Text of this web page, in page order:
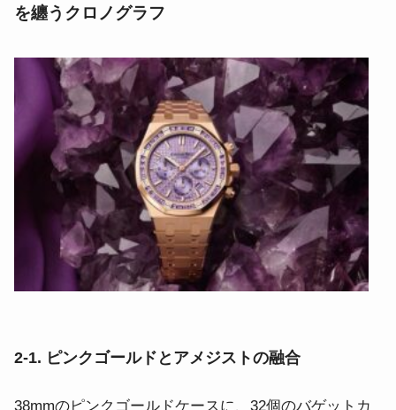
を纏うクロノグラフ
2-1. ピンクゴールドとアメジストの融合
38mmのピンクゴールドケースに、32個のバゲットカ